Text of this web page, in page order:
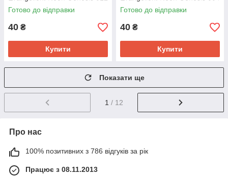
Готово до відправки
40 ₴
Купити
Готово до відправки
40 ₴
Купити
Показати ще
1 / 12
Про нас
100% позитивних з 786 відгуків за рік
Працює з 08.11.2013